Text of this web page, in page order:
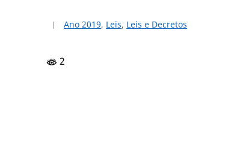
Ano 2019, Leis, Leis e Decretos
2